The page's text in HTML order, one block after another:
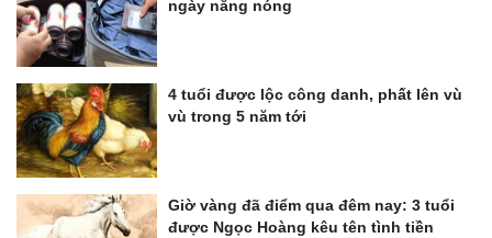
ngày nắng nóng
4 tuổi được lộc công danh, phất lên vù
vù trong 5 năm tới
Giờ vàng đã điểm qua đêm nay: 3 tuổi
được Ngọc Hoàng kêu tên tình tiền